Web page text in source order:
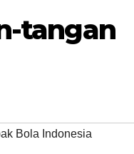
tangan
Bola Indonesia